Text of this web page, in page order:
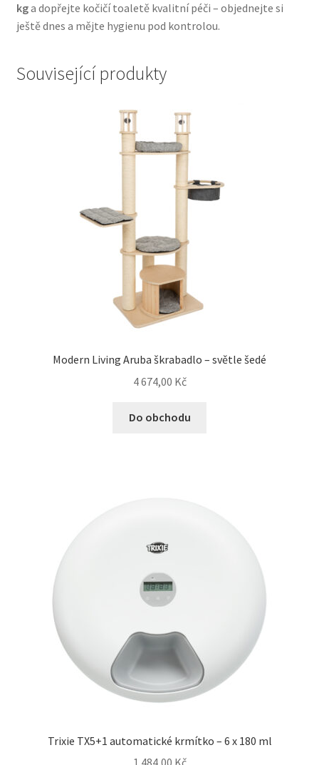
kga dopřejte kočičí toaletě kvalitní péči – objednejte si
ještě dnes a mějte hygienu pod kontrolou.
Související produkty
Modern Living Aruba škrabadlo – světle šedé
4 674,00 Kč
Do obchodu
Trixie TX5+1 automatické krmítko – 6 x 180 ml